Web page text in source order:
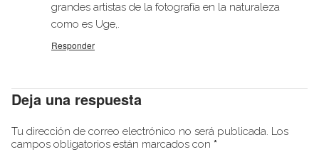
grandes artistas de la fotografía en la naturaleza
como es Uge,.
Responder
Deja una respuesta
Tu dirección de correo electrónico no será publicada. Los
campos obligatorios están marcados con *